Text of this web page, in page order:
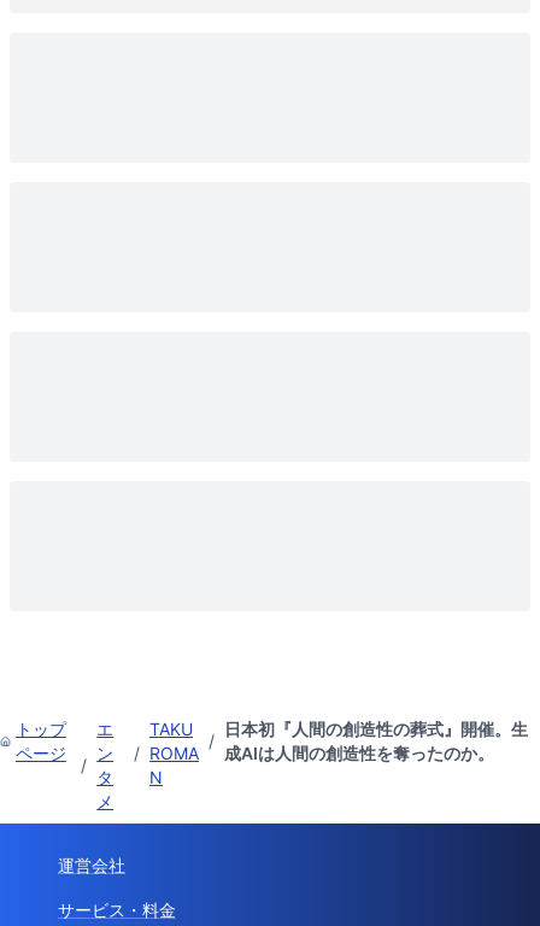
トップ
ページ
/
エ
ン
タ
メ
/
TAKU
ROMA
N
/
日本初『人間の創造性の葬式』開催。生
成AIは人間の創造性を奪ったのか。
運営会社
サービス・料金